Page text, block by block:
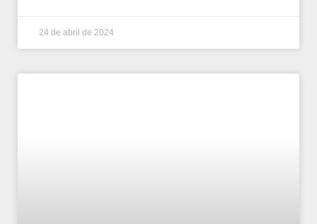
24 de abril de 2024